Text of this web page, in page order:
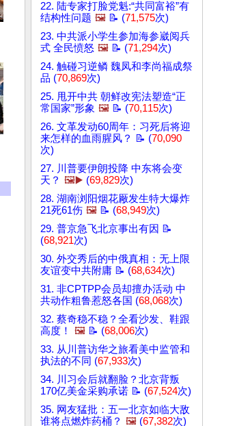
22. 陆专家打脸党魁:“共同富裕”有
结构性问题 🖼️ 📝 (71,575次)
23. 中共派小学生参加海参崴阅兵
式 全民愤怒 🖼️ 📝 (71,294次)
24. 触碰习逆鳞 魏凤和李尚福成祭
品 (70,869次)
25. 甩开中共 朝鲜改宪法塑造“正
常国家”形象 🖼️ 📝 (70,115次)
26. 文革发动60周年：习死后将迎
来怎样的血雨腥风？ 📝 (70,090
次)
27. 川普要伊朗投降 中东将会变
天？ 🖼️▶️ (69,829次)
28. 湖南浏阳烟花厰发生特大爆炸
21死61伤 🖼️ 📝 (68,949次)
29. 普京急飞北京事出有因 📝
(68,921次)
30. 外交秀后的中俄真相：无上限
友谊变中共附庸 📝 (68,634次)
31. 非CPTPP会员却擅办活动 中
共动作粗鲁惹怒各国 (68,068次)
32. 蔡奇稳不稳？全看沙发、鞋跟
高度！
🖼️ 📝 (68,006次)
33. 从川普访华之旅看美中监管和
执法的不同 (67,933次)
34. 川习会后就翻脸？北京背叛
170亿美金采购承诺 📝 (67,524次)
35. 网友猛批：五一北京如临大敌
谁将点燃炸药桶？ 🖼️ (67,382次)